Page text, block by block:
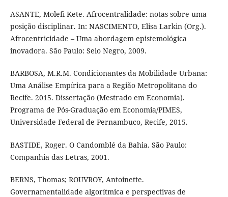
ASANTE, Molefi Kete. Afrocentralidade: notas sobre uma
posição disciplinar. In: NASCIMENTO, Elisa Larkin (Org.).
Afrocentricidade – Uma abordagem epistemológica
inovadora. São Paulo: Selo Negro, 2009.
BARBOSA, M.R.M. Condicionantes da Mobilidade Urbana:
Uma Análise Empírica para a Região Metropolitana do
Recife. 2015. Dissertação (Mestrado em Economia).
Programa de Pós-Graduação em Economia/PIMES,
Universidade Federal de Pernambuco, Recife, 2015.
BASTIDE, Roger. O Candomblé da Bahia. São Paulo:
Companhia das Letras, 2001.
BERNS, Thomas; ROUVROY, Antoinette.
Governamentalidade algorítmica e perspectivas de